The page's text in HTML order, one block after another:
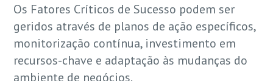
Os Fatores Críticos de Sucesso podem ser
geridos através de planos de ação específicos,
monitorização contínua, investimento em
recursos-chave e adaptação às mudanças do
ambiente de negócios.